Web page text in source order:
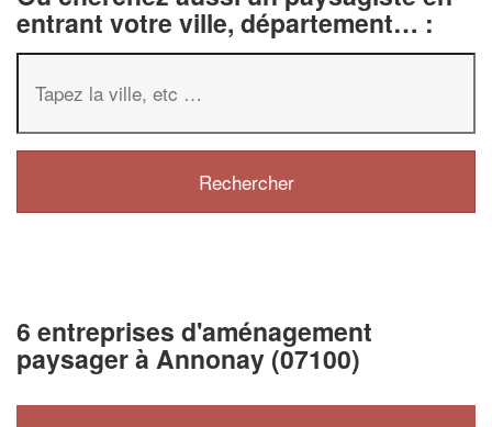
entrant votre ville, département… :
6 entreprises d'aménagement
paysager à Annonay (07100)